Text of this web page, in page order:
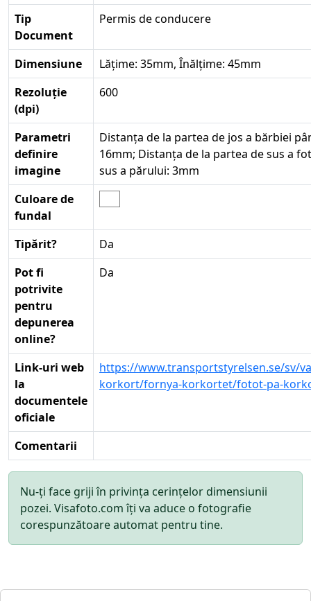
Tip
Document
Permis de conducere
Dimensiune
Lățime: 35mm, Înălțime: 45mm
Rezoluție
(dpi)
600
Parametri
definire
imagine
Distanța de la partea de jos a bărbiei
16mm; Distanța de la partea de sus a
sus a părului: 3mm
Culoare de
fundal
Tipărit?
Da
Pot fi
potrivite
pentru
depunerea
online?
Da
Link-uri web
la
documentele
oficiale
https://www.transportstyrelsen.se/sv/
korkort/fornya-korkortet/fotot-pa-
Comentarii
Nu-ți face griji în privința cerințelor dimensiunii
pozei. Visafoto.com îți va aduce o fotografie
corespunzătoare automat pentru tine.